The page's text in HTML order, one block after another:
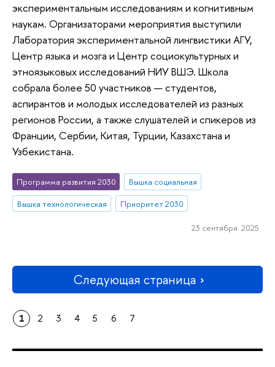
экспериментальным исследованиям и когнитивным
наукам. Организаторами мероприятия выступили
Лаборатория экспериментальной лингвистики АГУ,
Центр языка и мозга и Центр социокультурных и
этноязыковых исследований НИУ ВШЭ. Школа
собрала более 50 участников — студентов,
аспирантов и молодых исследователей из разных
регионов России, а также слушателей и спикеров из
Франции, Сербии, Китая, Турции, Казахстана и
Узбекистана.
Программа развития 2030
Вышка социальная
Вышка технологическая
Приоритет 2030
23 сентября 2025
Следующая страница
1 2 3 4 5 6 7